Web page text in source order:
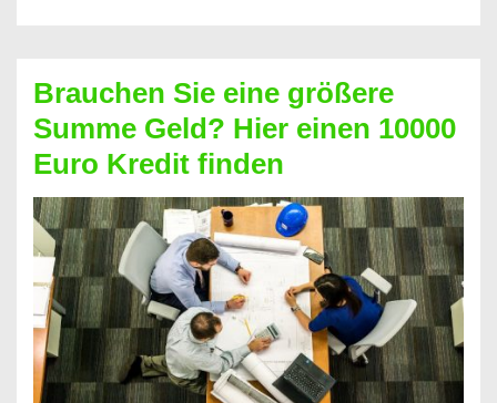
Geht
das
überhaupt?
Na
klar!
Brauchen Sie eine größere
Summe Geld? Hier einen 10000
Euro Kredit finden